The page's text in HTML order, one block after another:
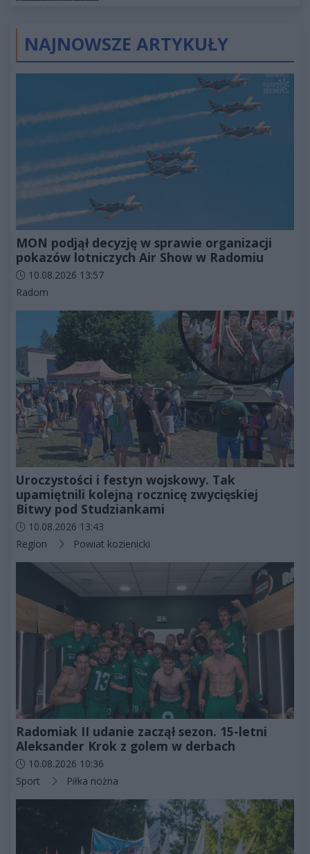
NAJNOWSZE ARTYKUŁY
MON podjął decyzję w sprawie organizacji
pokazów lotniczych Air Show w Radomiu
Data dodania artykułu:
10.08.2026 13:57
Kategorie artykułu:
Radom
Uroczystości i festyn wojskowy. Tak
upamiętnili kolejną rocznicę zwycięskiej
Bitwy pod Studziankami
Data dodania artykułu:
10.08.2026 13:43
Kategorie artykułu:
Region Powiat kozienicki
Radomiak II udanie zaczął sezon. 15-letni
Aleksander Krok z golem w derbach
Data dodania artykułu:
10.08.2026 10:36
Kategorie artykułu:
Sport Piłka nożna